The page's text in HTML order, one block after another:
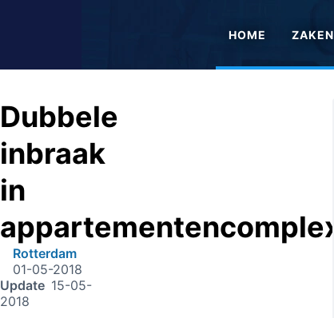
HOME ZAKEN
Dubbele
inbraak
in
appartementencomplex
Rotterdam
01-05-2018
Update 15-05-
2018